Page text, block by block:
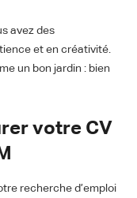
avez des
et en créativité.
un bon jardin : bien
votre CV
recherche d’emploi